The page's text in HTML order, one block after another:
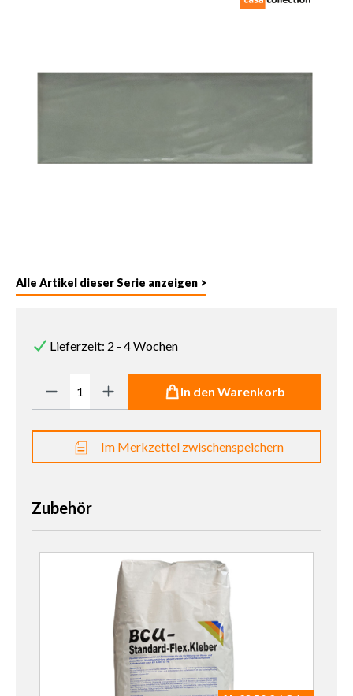
Alle Artikel dieser Serie anzeigen >
Lieferzeit: 2 - 4 Wochen
Produkt Anzahl: Gib den gewünschten Wert ein oder benutze
In den Warenkorb
Im Merkzettel zwischenspeichern
Zubehör